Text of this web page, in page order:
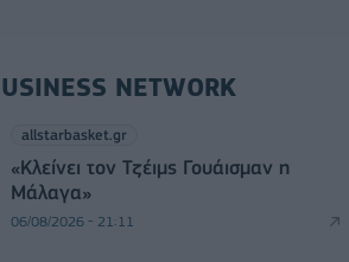
NETWORK
allstarbasket.gr
«Κλείνει τον Τζέιμς Γουάισμαν η
Μάλαγα»
06/08/2026 - 21:11